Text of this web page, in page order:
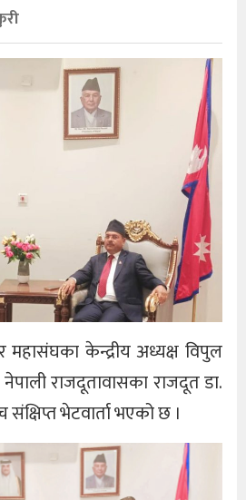
महासंघका केन्द्रीय अध्यक्ष विपुल
राजदूतावासका राजदूत डा.
भेटवार्ता भएको छ ।